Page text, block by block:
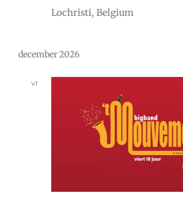
Lochristi, Belgium
december 2026
vr